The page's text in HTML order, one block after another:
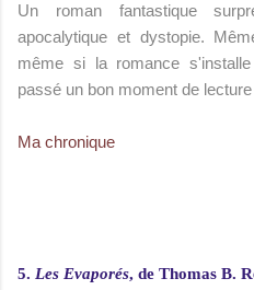
Un roman fantastique
apocalytique et dystopie.
même si la romance
passé un bon moment de
Ma chronique
5. Les Evaporés, de Thomas B.